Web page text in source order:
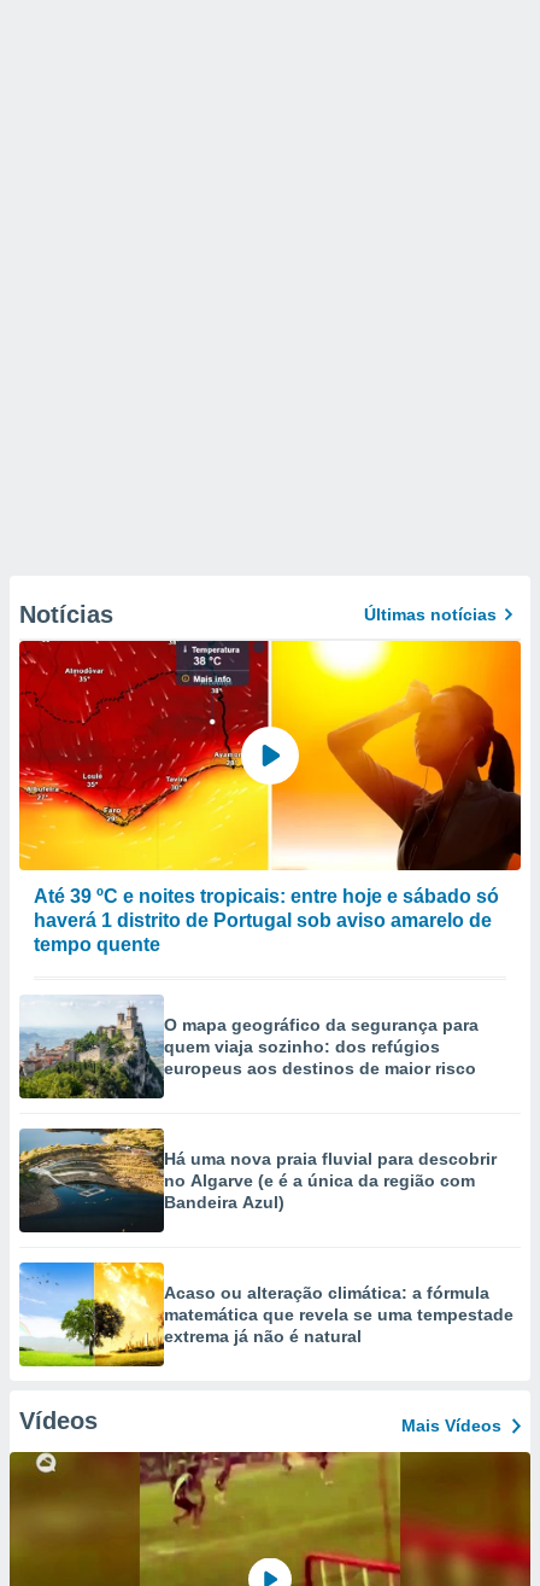
Notícias Últimas notícias
Até 39 ºC e noites tropicais: entre hoje e sábado só
haverá 1 distrito de Portugal sob aviso amarelo de
tempo quente
O mapa geográfico da segurança para
quem viaja sozinho: dos refúgios
europeus aos destinos de maior risco
Há uma nova praia fluvial para descobrir
no Algarve (e é a única da região com
Bandeira Azul)
Acaso ou alteração climática: a fórmula
matemática que revela se uma tempestade
extrema já não é natural
Vídeos Mais Vídeos